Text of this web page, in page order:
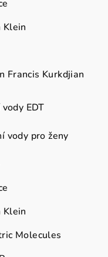
Klein
Francis Kurkdjian
EDT
vody pro ženy
Klein
Molecules